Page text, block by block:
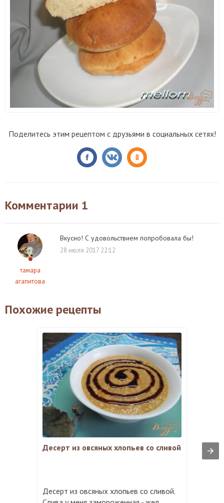
Поделитесь этим рецептом с друзьями в социальных сетях!
Комментарии 1
тамара
агапитова
Вкусно! С удовольствием попробовала бы!
28 июля 2017 22:12
Похожие рецепты
Десерт из овсяных хлопьев со сливой
Десерт из овсяных хлопьев со сливой.